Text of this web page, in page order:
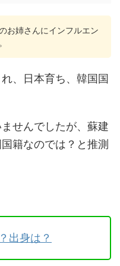
お姉さんにインフルエン
、日本育ち、韓国国
せんでしたが、蘇建
籍なのでは？と推測
出身は？